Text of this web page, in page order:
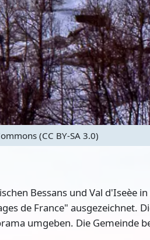
(CC BY-SA 3.0)
Bessans und Val d'Iseèe
de France" ausgezeichnet.
umgeben. Die Gemeinde